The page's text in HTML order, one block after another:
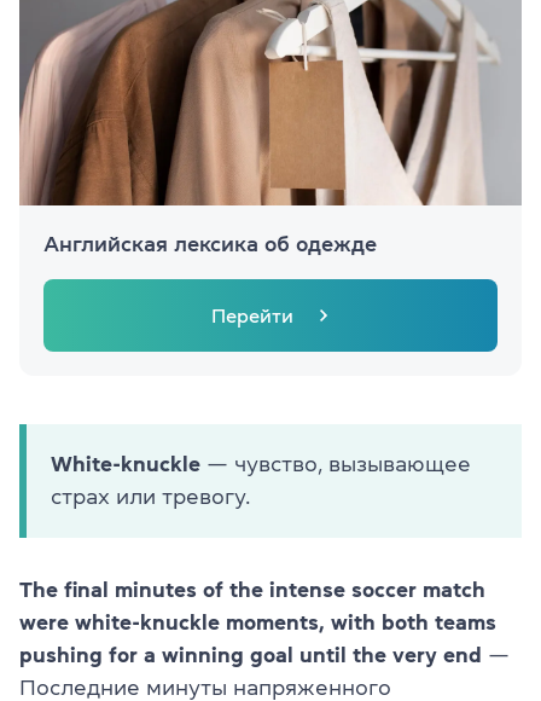
Английская лексика об одежде
Перейти
White-knuckle — чувство, вызывающее
страх или тревогу.
The final minutes of the intense soccer match
were white-knuckle moments, with both teams
pushing for a winning goal until the very end —
Последние минуты напряженного